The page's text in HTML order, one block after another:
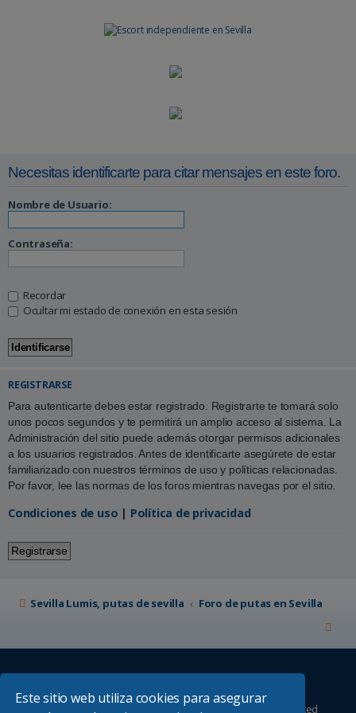
Este sitio web utiliza cookies para asegurar
Necesitas identificarte para citar mensajes en este foro.
Nombre de Usuario:
Contraseña:
Recordar
Ocultar mi estado de conexión en esta sesión
REGISTRARSE
Para autenticarte debes estar registrado. Registrarte te tomará solo
unos pocos segundos y te permitirá un amplio acceso al sistema. La
Administración del sitio puede además otorgar permisos adicionales
a los usuarios registrados. Antes de identificarte asegúrete de estar
familiarizado con nuestros términos de uso y políticas relacionadas.
Por favor, lee las normas de los foros mientras navegas por el sitio.
Condiciones de uso | Política de privacidad
Registrarse
Sevilla Lumis, putas de sevilla Foro de putas en Sevilla
® Forum Software © phpBB Limited